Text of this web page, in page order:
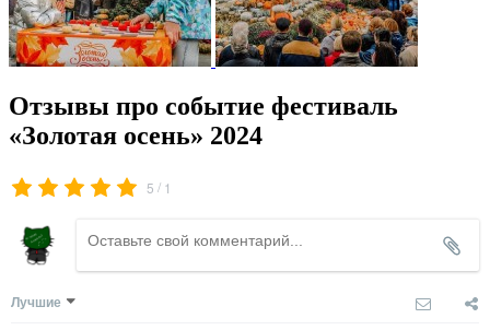
Отзывы про событие фестиваль
«Золотая осень» 2024
5 / 1
Лучшие